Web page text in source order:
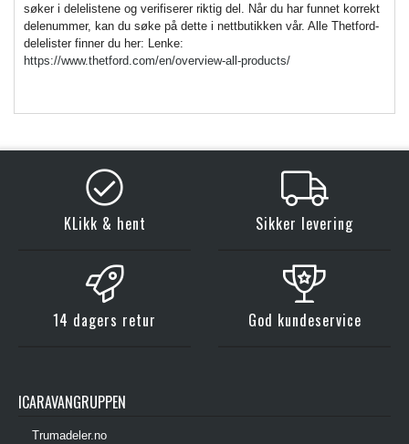
søker i delelistene og verifiserer riktig del. Når du har funnet korrekt
delenummer, kan du søke på dette i nettbutikken vår. Alle Thetford-
delelister finner du her: Lenke:
https://www.thetford.com/en/overview-all-products/
KLikk & hent Sikker levering
14 dagers retur God kundeservice
ICARAVANGRUPPEN
Trumadeler.no